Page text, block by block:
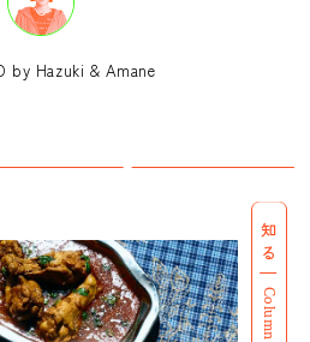
by Hazuki & Amane
知る
Column